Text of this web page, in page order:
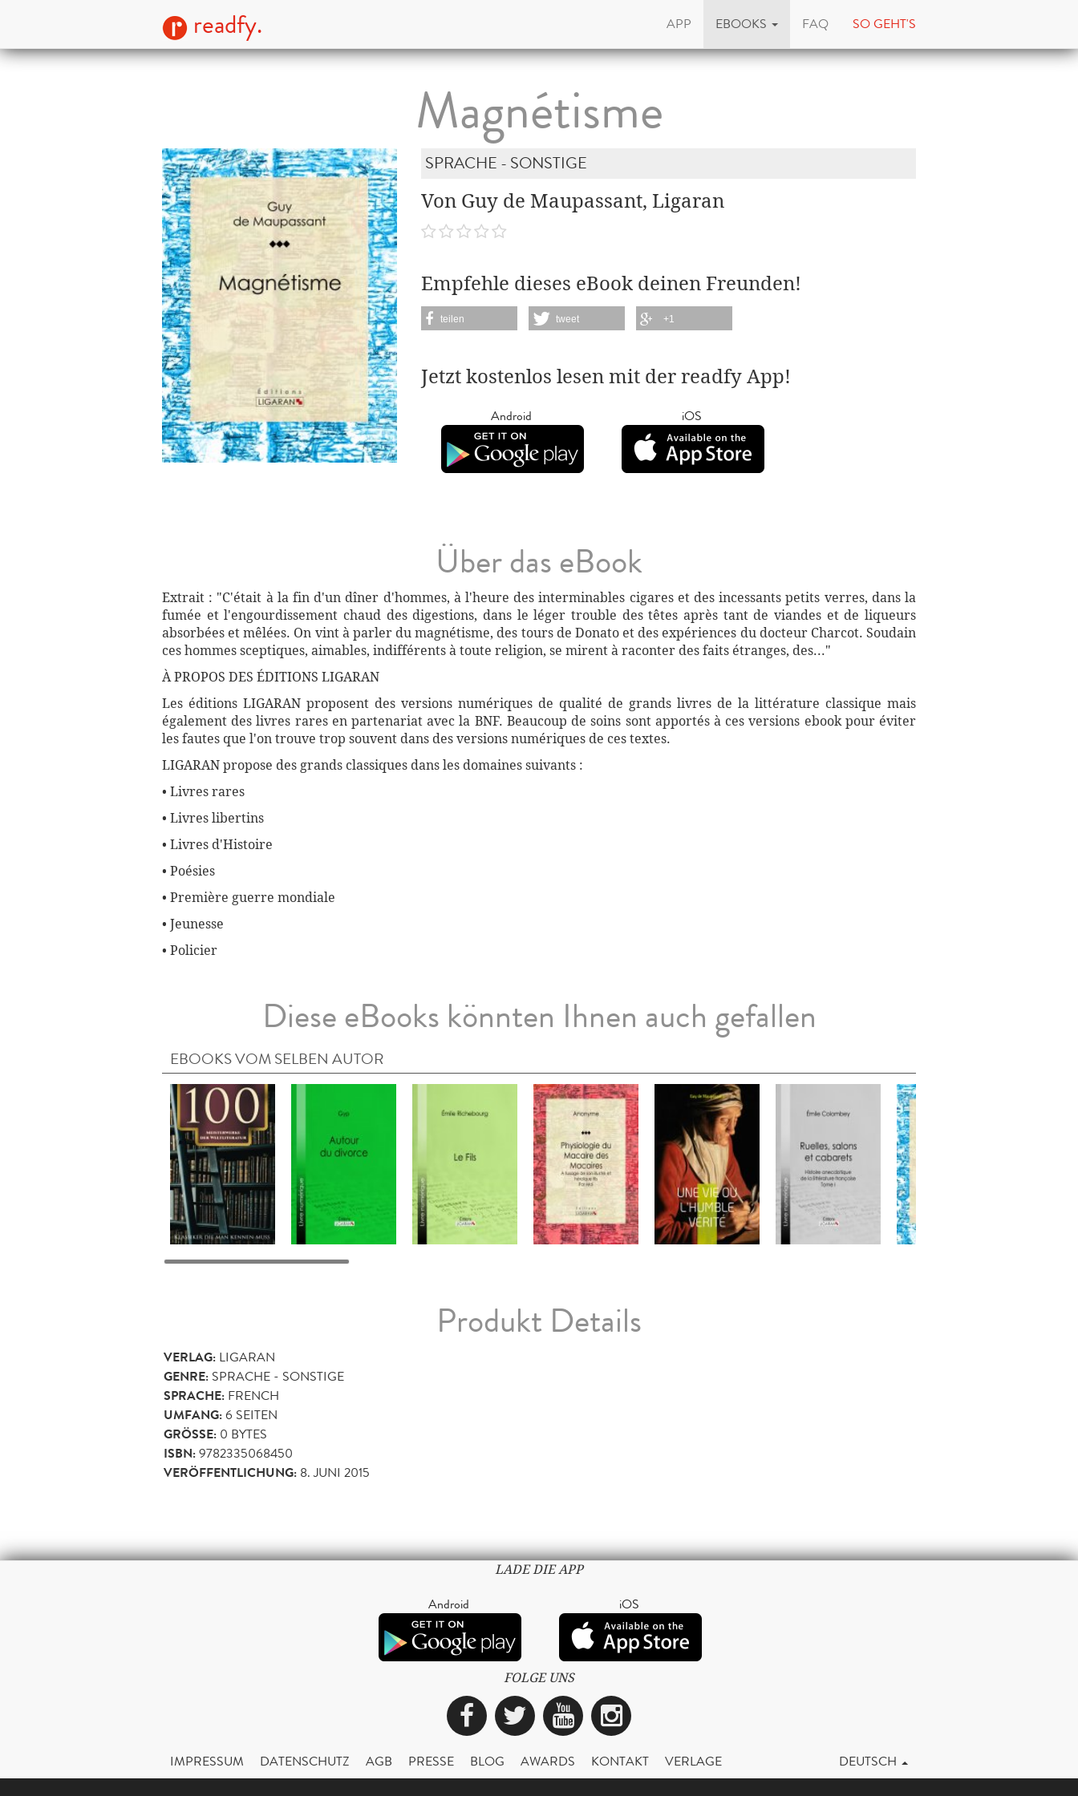
readfy. APP EBOOKS FAQ SO GEHT'S
Magnétisme
SPRACHE - SONSTIGE
Von Guy de Maupassant, Ligaran
Empfehle dieses eBook deinen Freunden!
teilen tweet +1
Jetzt kostenlos lesen mit der readfy App!
Android iOS
Über das eBook
Extrait : "C'était à la fin d'un dîner d'hommes, à l'heure des interminables cigares et des incessants petits verres, dans la
fumée et l'engourdissement chaud des digestions, dans le léger trouble des têtes après tant de viandes et de liqueurs
absorbées et mêlées. On vint à parler du magnétisme, des tours de Donato et des expériences du docteur Charcot. Soudain
ces hommes sceptiques, aimables, indifférents à toute religion, se mirent à raconter des faits étranges, des..."
À PROPOS DES ÉDITIONS LIGARAN
Les éditions LIGARAN proposent des versions numériques de qualité de grands livres de la littérature classique mais
également des livres rares en partenariat avec la BNF. Beaucoup de soins sont apportés à ces versions ebook pour éviter
les fautes que l'on trouve trop souvent dans des versions numériques de ces textes.
LIGARAN propose des grands classiques dans les domaines suivants :
• Livres rares
• Livres libertins
• Livres d'Histoire
• Poésies
• Première guerre mondiale
• Jeunesse
• Policier
Diese eBooks könnten Ihnen auch gefallen
EBOOKS VOM SELBEN AUTOR
Produkt Details
VERLAG: LIGARAN
GENRE: SPRACHE - SONSTIGE
SPRACHE: FRENCH
UMFANG:6 SEITEN
GRÖSSE: 0 BYTES
ISBN:9782335068450
VERÖFFENTLICHUNG: 8. JUNI 2015
LADE DIE APP
Android iOS
FOLGE UNS
Facebook
TwitterYouTubeInstagram
IMPRESSUM DATENSCHUTZ AGB PRESSE BLOG AWARDS KONTAKT VERLAGE DEUTSCH